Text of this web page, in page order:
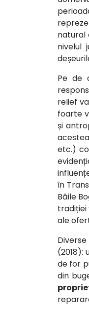
natural
nivelul
Pe de
relief
foarte
și
etc.)
în
Băile
tradiției
ale
(2018):
de for
din